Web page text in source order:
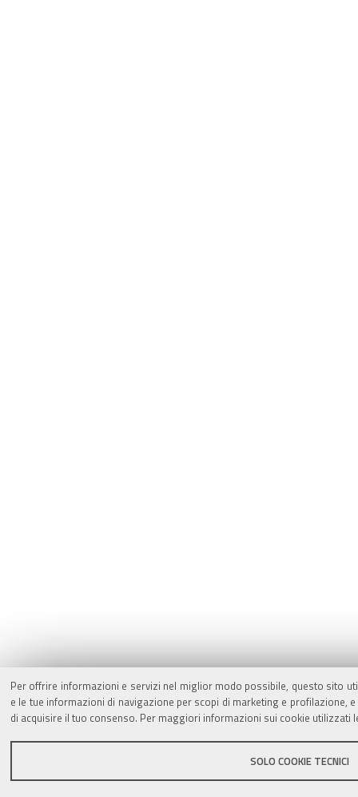
Per offrire informazioni e servizi nel miglior modo possibile, questo sito
e le tue informazioni di navigazione per scopi di marketing e
di acquisire il tuo consenso. Per maggiori informazioni sui cookie utilizzati
SOLO COOKIE TECNICI